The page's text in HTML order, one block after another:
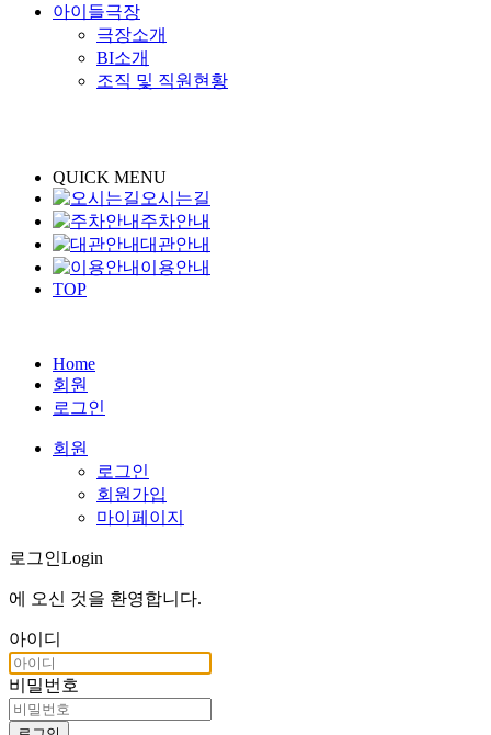
아이들극장
극장소개
BI소개
조직 및 직원현황
QUICK MENU
오시는길
주차안내
대관안내
이용안내
TOP
Home
회원
로그인
회원
로그인
회원가입
마이페이지
로그인Login
에 오신 것을 환영합니다.
아이디
비밀번호